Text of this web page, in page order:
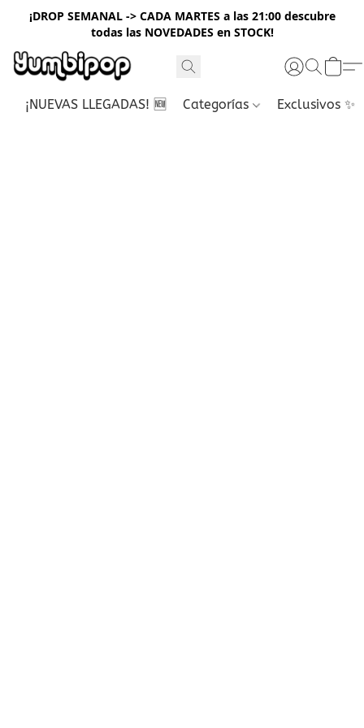
¡DROP SEMANAL -> CADA MARTES a las 21:00 descubre
todas las NOVEDADES en STOCK!
¡NUEVAS LLEGADAS! 🆕 Categorías Exclusivos ✨